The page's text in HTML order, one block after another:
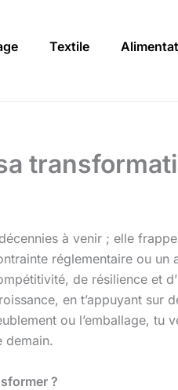
Textile
à venir ; elle
réglementaire ou un
de résilience et
en t’appuyant sur
ou l’emballage,
demain.
?